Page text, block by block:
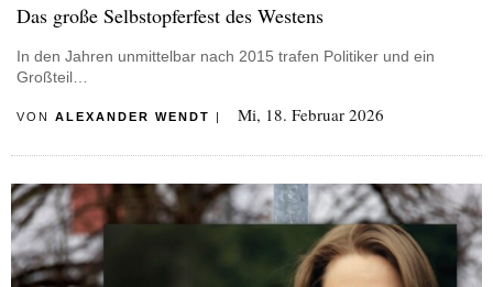
Das große Selbstopferfest des Westens
In den Jahren unmittelbar nach 2015 trafen Politiker und ein
Großteil…
VON ALEXANDER WENDT | Mi, 18. Februar 2026